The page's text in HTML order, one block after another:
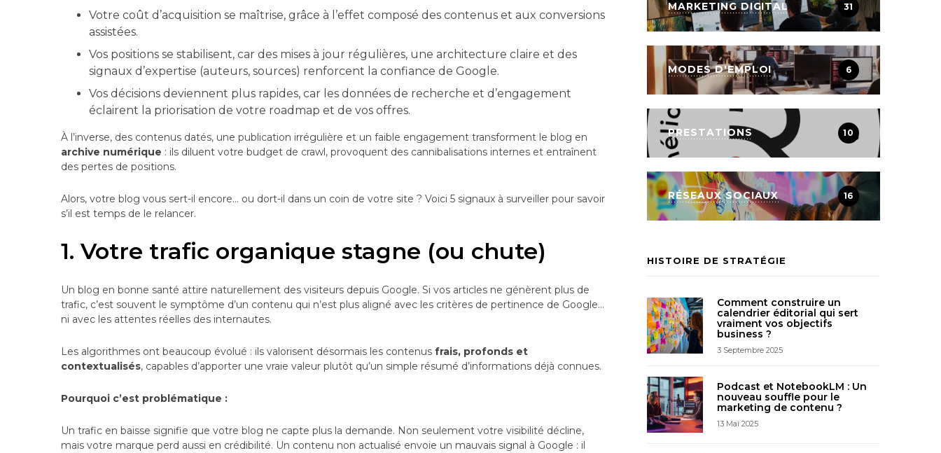
Votre coût d’acquisition se maîtrise, grâce à l’effet composé des contenus et aux conversions
assistées.
Vos positions se stabilisent, car des mises à jour régulières, une architecture claire et des
signaux d’expertise (auteurs, sources) renforcent la confiance de Google.
Vos décisions deviennent plus rapides, car les données de recherche et d’engagement
éclairent la priorisation de votre roadmap et de vos offres.
À l’inverse, des contenus datés, une publication irrégulière et un faible engagement transforment le blog en
archive numérique : ils diluent votre budget de crawl, provoquent des cannibalisations internes et entraînent
des pertes de positions.
Alors, votre blog vous sert-il encore… ou dort-il dans un coin de votre site ? Voici 5 signaux à surveiller pour savoir
s’il est temps de le relancer.
1. Votre trafic organique stagne (ou chute)
Un blog en bonne santé attire naturellement des visiteurs depuis Google. Si vos articles ne génèrent plus de
trafic, c’est souvent le symptôme d’un contenu qui n’est plus aligné avec les critères de pertinence de Google…
ni avec les attentes réelles des internautes.
Les algorithmes ont beaucoup évolué : ils valorisent désormais les contenus frais, profonds et
contextualisés, capables d’apporter une vraie valeur plutôt qu’un simple résumé d’informations déjà connues.
Pourquoi c’est problématique :
Un trafic en baisse signifie que votre blog ne capte plus la demande. Non seulement votre visibilité décline,
mais votre marque perd aussi en crédibilité. Un contenu non actualisé envoie un mauvais signal à Google : il
MARKETING DIGITAL 31
MODES D'EMPLOI 6
PRESTATIONS 10
RÉSEAUX SOCIAUX 16
HISTOIRE DE STRATÉGIE
Comment construire un
calendrier éditorial qui sert
vraiment vos objectifs
business ?
3 Septembre 2025
Podcast et NotebookLM : Un
nouveau souffle pour le
marketing de contenu ?
13 Mai 2025